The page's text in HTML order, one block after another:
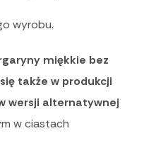
wyrobu.
miękkie bez
także w produkcji
wersji alternatywnej
w ciastach